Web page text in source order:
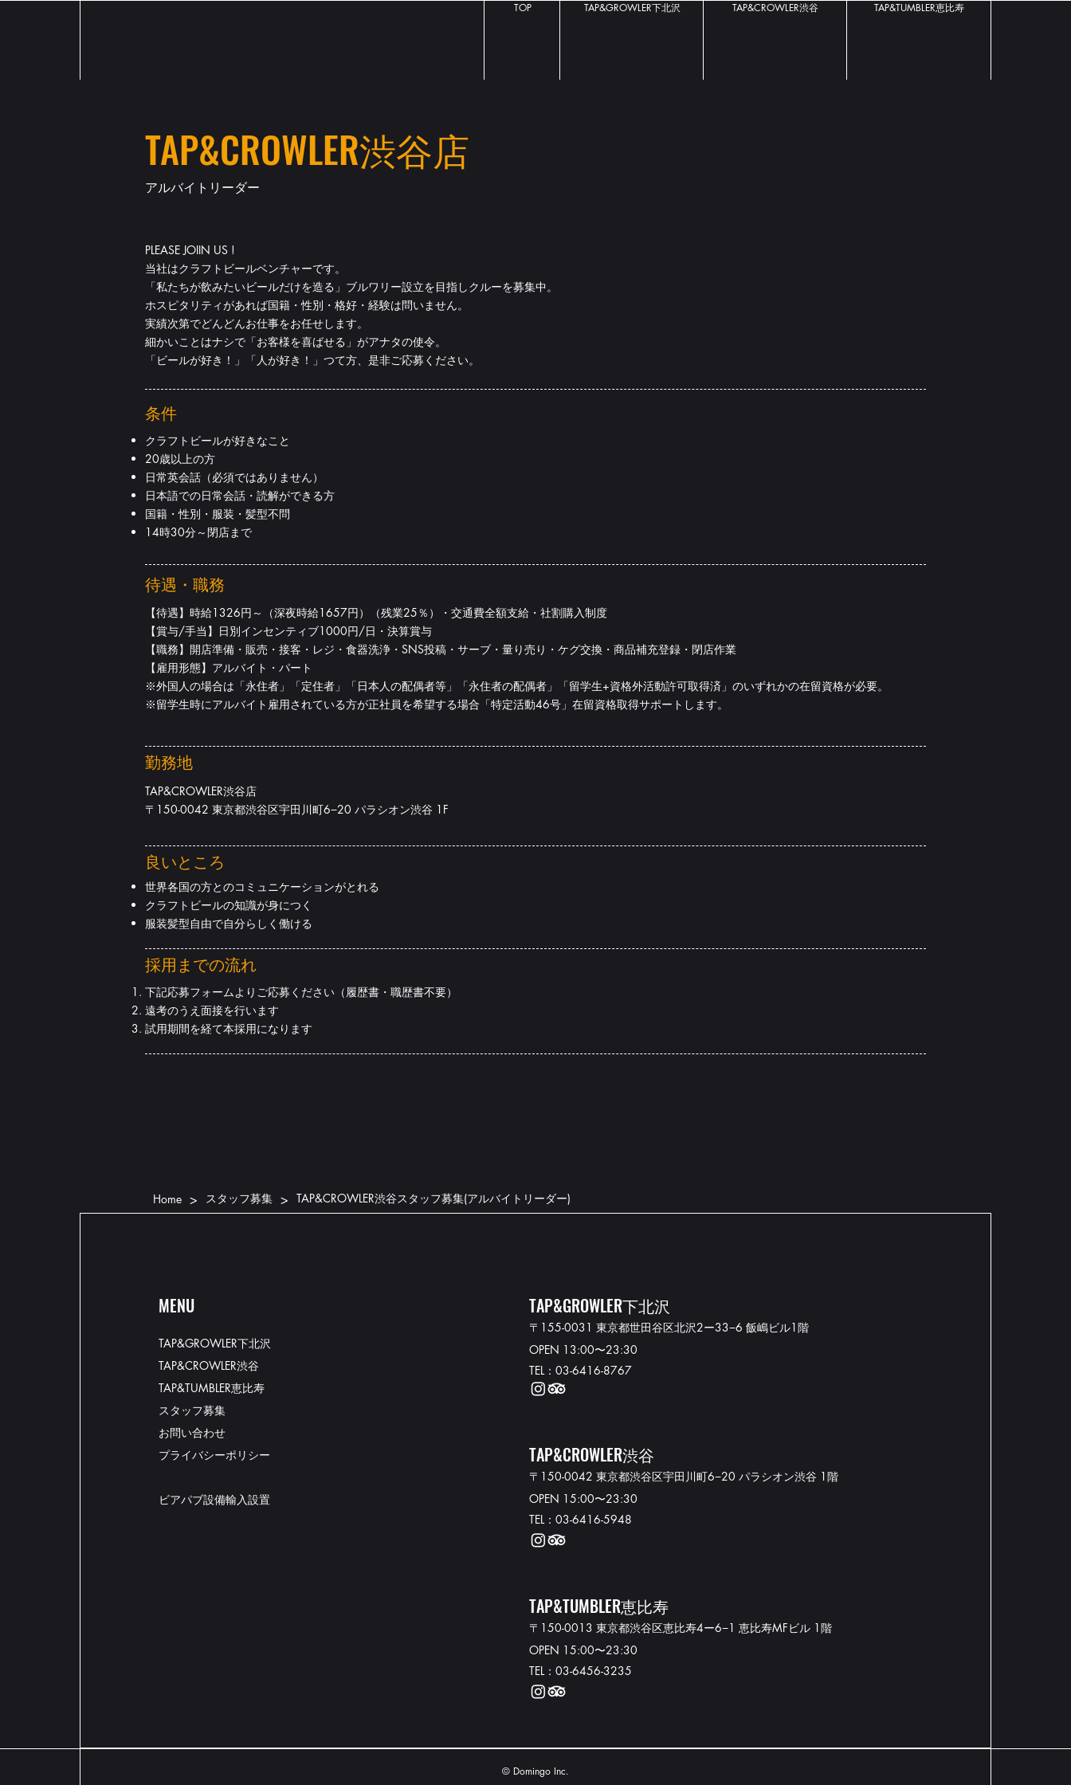
TOP TAP&GROWLER下北沢 TAP&CROWLER渋谷 TAP&TUMBLER恵比寿
TAP&CROWLER渋谷店
アルバイトリーダー
PLEASE JOIIN US !
当社はクラフトビールベンチャーです。
「私たちが飲みたいビールだけを造る」ブルワリー設立を目指しクルーを募集中。
ホスピタリティがあれば国籍・性別・格好・経験は問いません。
実績次第でどんどんお仕事をお任せします。
細かいことはナシで「お客様を喜ばせる」がアナタの使令。
「ビールが好き！」「人が好き！」つて方、是非ご応募ください。
条件
クラフトビールが好きなこと
20歳以上の方
日常英会話（必須ではありません）
日本語での日常会話・読解ができる方
国籍・性別・服装・髪型不問
14時30分～閉店まで
待遇・職務
【待遇】時給1326円～（深夜時給1657円）（残業25％）・交通費全額支給・社割購入制度
【賞与/手当】日別インセンティブ1000円/日・決算賞与
【職務】開店準備・販売・接客・レジ・食器洗浄・SNS投稿・サーブ・量り売り・ケグ交換・商品補充登録・閉店作業
【雇用形態】アルバイト・パート
※外国人の場合は「永住者」「定住者」「日本人の配偶者等」「永住者の配偶者」「留学生+資格外活動許可取得済」のいずれかの在留資格が必要。
※留学生時にアルバイト雇用されている方が正社員を希望する場合「特定活動46号」在留資格取得サポートします。
勤務地
TAP&CROWLER渋谷店
〒150-0042 東京都渋谷区宇田川町6−20 パラシオン渋谷 1F
良いところ
世界各国の方とのコミュニケーションがとれる
クラフトビールの知識が身につく
服装髪型自由で自分らしく働ける
採用までの流れ
下記応募フォームよりご応募ください（履歴書・職歴書不要）
遠考のうえ面接を行います
試用期間を経て本採用になります
Home > スタッフ募集 > TAP&CROWLER渋谷スタッフ募集(アルバイトリーダー)
MENU
TAP&GROWLER下北沢
TAP&CROWLER渋谷
TAP&TUMBLER恵比寿
スタッフ募集
お問い合わせ
​プライバシーポリシー
​ビアパブ設備輸入設置
TAP&GROWLER下北沢
〒155-0031 東京都世田谷区北沢2ー33−6 飯嶋ビル1階
OPEN 13:00〜23:30
TEL：03-6416-8767
TAP&CROWLER渋谷
〒150-0042 東京都渋谷区宇田川町6−20 パラシオン渋谷 1階
OPEN 15:00〜23:30
TEL：03-6416-5948​
TAP&TUMBLER恵比寿
〒150-0013 東京都渋谷区恵比寿4ー6−1 恵比寿MFビル 1階
OPEN 15:00〜23:30
TEL：03-6456-3235
© Domingo Inc.